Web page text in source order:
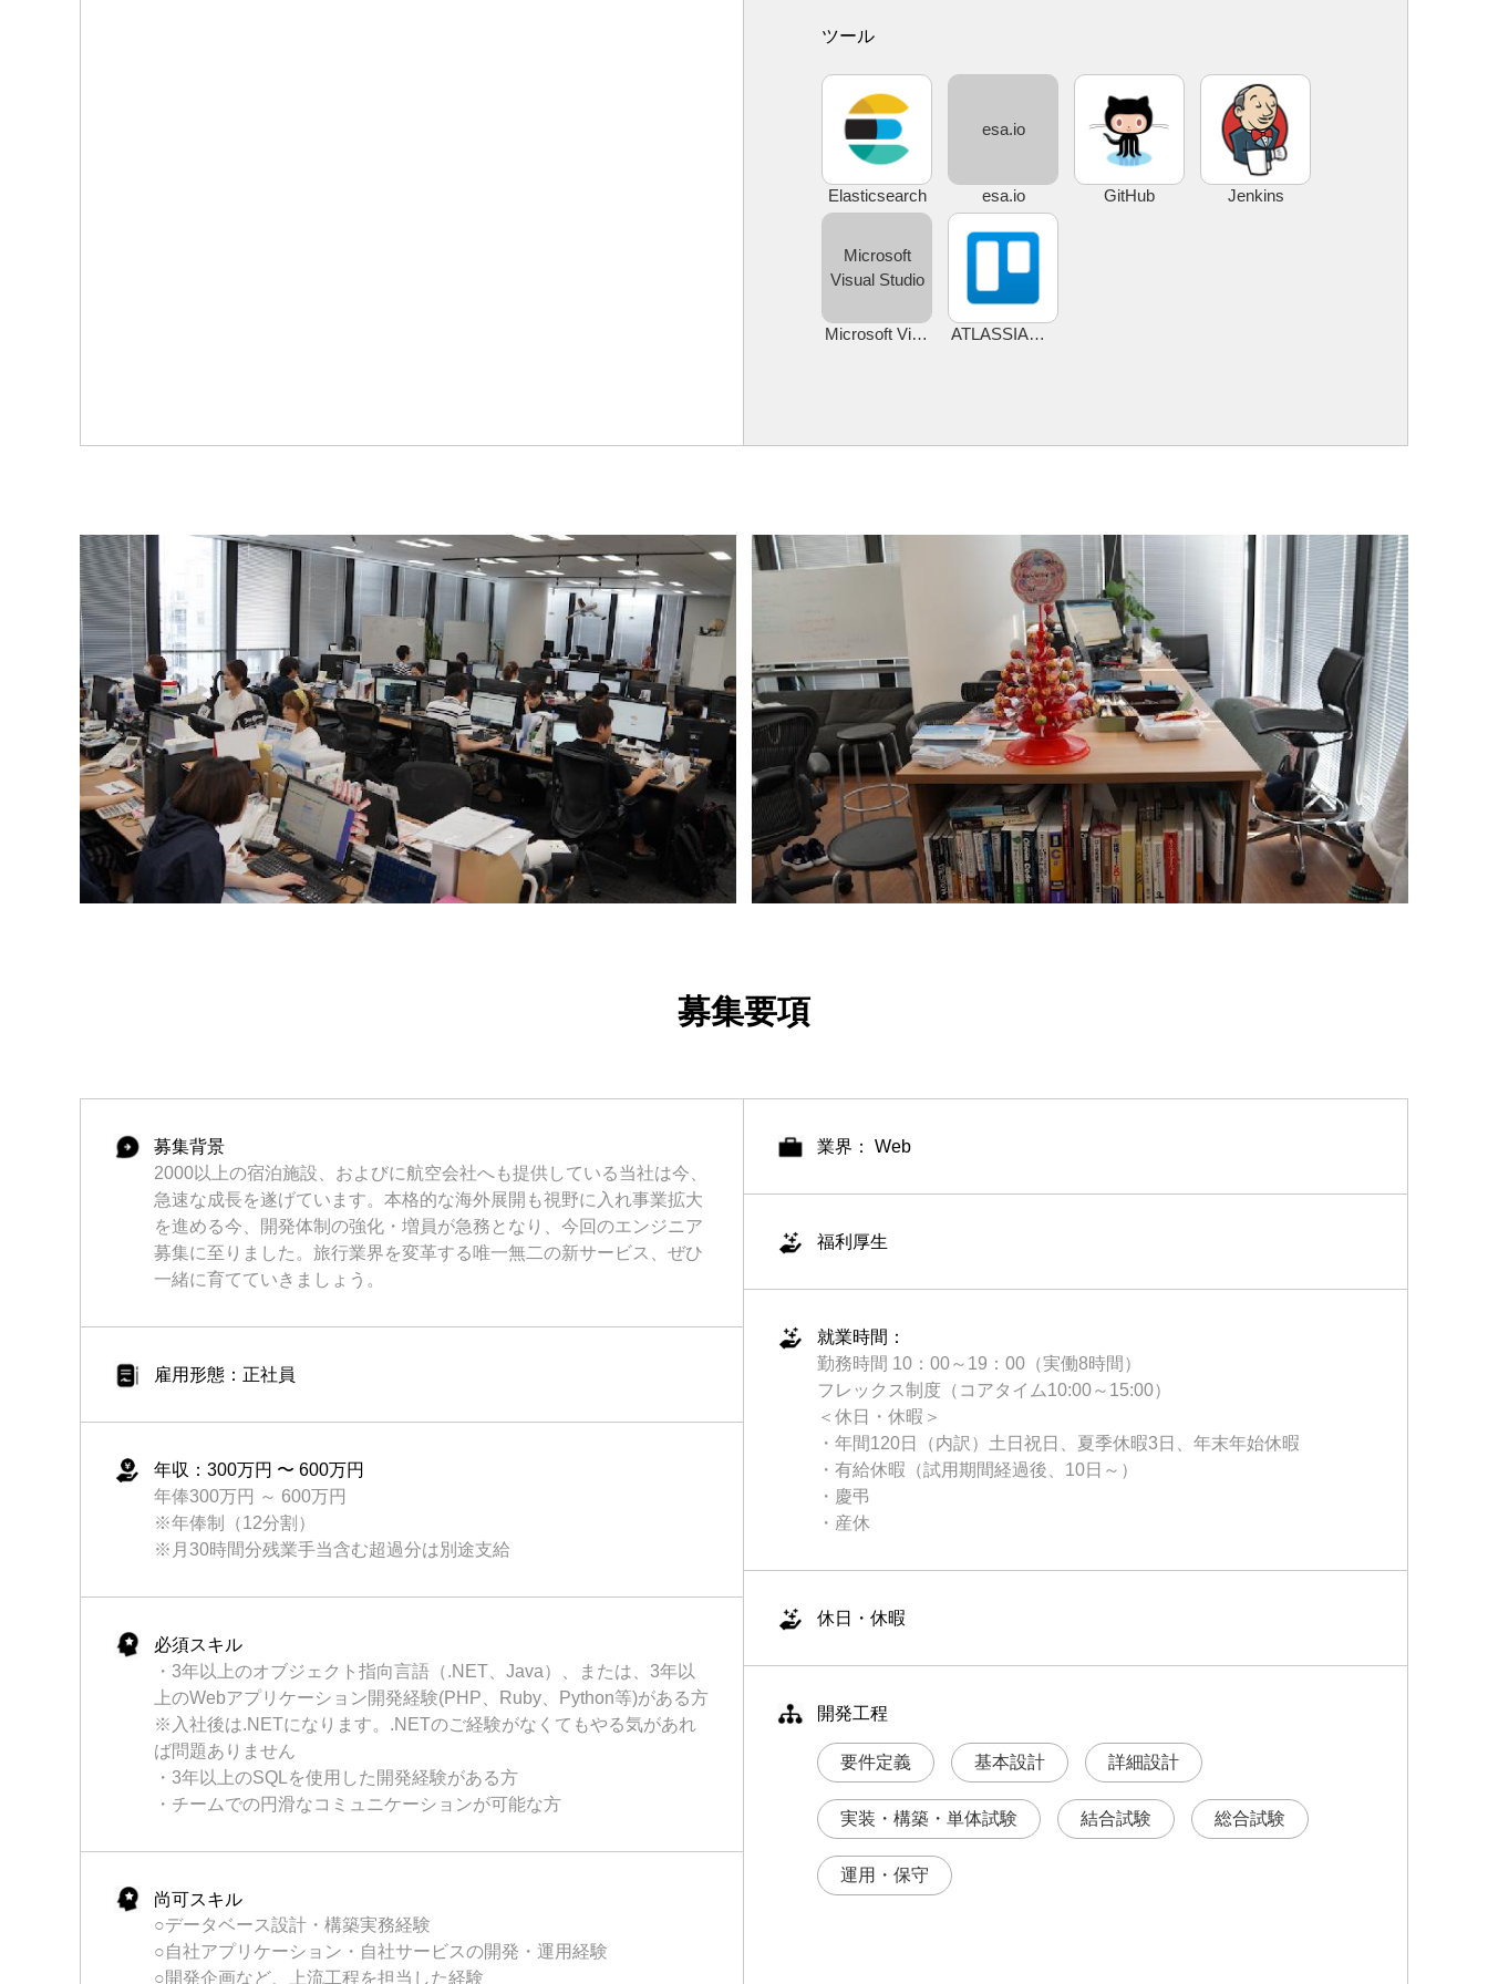
ツール
Elasticsearch
esa.io
esa.io GitHub Jenkins
Microsoft
Visual Studio
Microsoft Visual Studio ATLASSIAN Trello
募集要項
募集背景
2000以上の宿泊施設、およびに航空会社へも提供している当社は今、
急速な成長を遂げています。本格的な海外展開も視野に入れ事業拡大
を進める今、開発体制の強化・増員が急務となり、今回のエンジニア
募集に至りました。旅行業界を変革する唯一無二の新サービス、ぜひ
一緒に育てていきましょう。
雇用形態：正社員
年収：300万円 〜 600万円
年俸300万円 ～ 600万円
※年俸制（12分割）
※月30時間分残業手当含む超過分は別途支給
必須スキル
・3年以上のオブジェクト指向言語（.NET、Java）、または、3年以
上のWebアプリケーション開発経験(PHP、Ruby、Python等)がある方
※入社後は.NETになります。.NETのご経験がなくてもやる気があれ
ば問題ありません
・3年以上のSQLを使用した開発経験がある方
・チームでの円滑なコミュニケーションが可能な方
尚可スキル
○データベース設計・構築実務経験
○自社アプリケーション・自社サービスの開発・運用経験
○開発企画など、上流工程を担当した経験
業界： Web
福利厚生
就業時間：
勤務時間 10：00～19：00（実働8時間）
フレックス制度（コアタイム10:00～15:00）
＜休日・休暇＞
・年間120日（内訳）土日祝日、夏季休暇3日、年末年始休暇
・有給休暇（試用期間経過後、10日～）
・慶弔
・産休
休日・休暇
開発工程
要件定義 基本設計 詳細設計
実装・構築・単体試験 結合試験 総合試験
運用・保守